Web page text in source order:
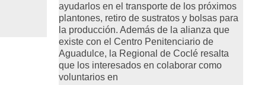
ayudarlos en el transporte de los próximos
plantones, retiro de sustratos y bolsas para
la producción. Además de la alianza que
existe con el Centro Penitenciario de
Aguadulce, la Regional de Coclé resalta
que los interesados en colaborar como
voluntarios en